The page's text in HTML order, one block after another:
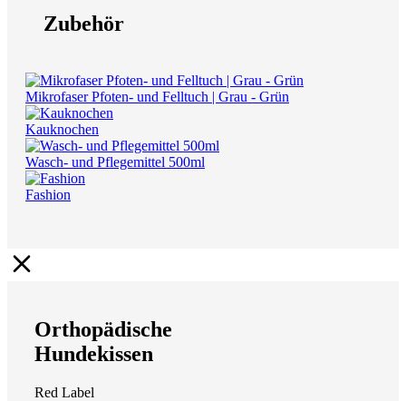
Zubehör
Mikrofaser Pfoten- und Felltuch | Grau - Grün
Kauknochen
Wasch- und Pflegemittel 500ml
Fashion
Orthopädische
Hundekissen
Red Label